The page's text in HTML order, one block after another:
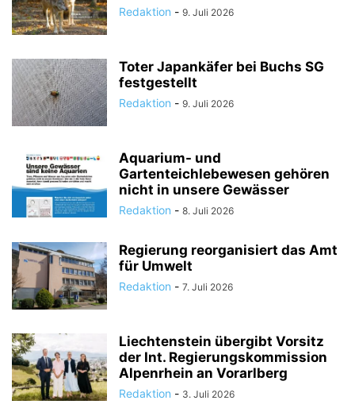
Redaktion - 9. Juli 2026
Toter Japankäfer bei Buchs SG
festgestellt
Redaktion - 9. Juli 2026
Aquarium- und
Gartenteichlebewesen gehören
nicht in unsere Gewässer
Redaktion - 8. Juli 2026
Regierung reorganisiert das Amt
für Umwelt
Redaktion - 7. Juli 2026
Liechtenstein übergibt Vorsitz
der Int. Regierungskommission
Alpenrhein an Vorarlberg
Redaktion - 3. Juli 2026